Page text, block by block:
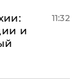
и
11:32